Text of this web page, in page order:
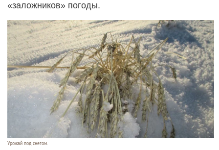
«заложников» погоды.
Урожай под снегом.